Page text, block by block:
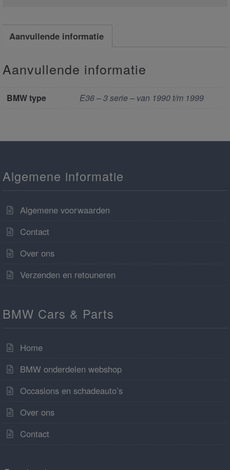
Aanvullende informatie
Aanvullende informatie
BMW type E36 – 3 serie – van 1990 t/m 1999
Algemene informatie
Algemene voorwaarden
Contact
Over ons
Verzenden en retouneren
BMW Cars & Parts
Home
BMW onderdelen webshop
Occasions en schadeauto’s
Over ons
Contact